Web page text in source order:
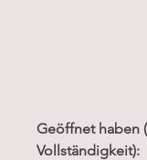
Geöffnet haben
Vollständigkeit):